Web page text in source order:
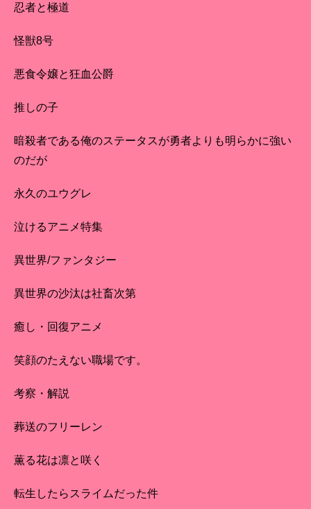
忍者と極道
怪獣8号
悪食令嬢と狂血公爵
推しの子
暗殺者である俺のステータスが勇者よりも明らかに強い
のだが
永久のユウグレ
泣けるアニメ特集
異世界/ファンタジー
異世界の沙汰は社畜次第
癒し・回復アニメ
笑顔のたえない職場です。
考察・解説
葬送のフリーレン
薫る花は凛と咲く
転生したらスライムだった件